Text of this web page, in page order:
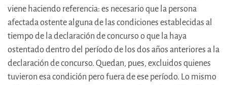
viene haciendo referencia: es necesario que la persona
afectada ostente alguna de las condiciones establecidas al
tiempo de la declaración de concurso o que la haya
ostentado dentro del período de los dos años anteriores a la
declaración de concurso. Quedan, pues, excluidos quienes
tuvieron esa condición pero fuera de ese período. Lo mismo